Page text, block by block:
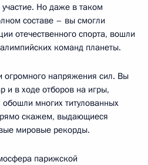
Но даже в таком
составе – вы смогли
отечественного спорта, вошли
команд планеты.
огромного напряжения сил. Вы
и в ходе отборов на игры,
многих титулованных
скажем, выдающиеся
мировые рекорды.
парижской